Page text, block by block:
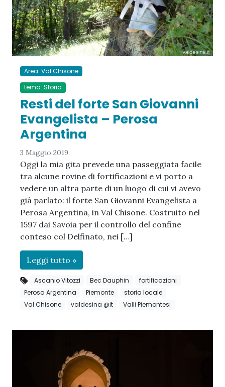
Area: Val Chisone
tema: Storia
Resti del forte San Giovanni
Evangelista – Perosa
Argentina
3 Maggio 2019
Oggi la mia gita prevede una passeggiata facile
tra alcune rovine di fortificazioni e vi porto a
vedere un altra parte di un luogo di cui vi avevo
già parlato: il forte San Giovanni Evangelista a
Perosa Argentina, in Val Chisone. Costruito nel
1597 dai Savoia per il controllo del confine
conteso col Delfinato, nei […]
Leggi tutto »
Ascanio Vitozzi Bec Dauphin
fortificazioni
Perosa Argentina
Piemonte
storia locale
Val Chisone
valdesina @it Valli Piemontesi